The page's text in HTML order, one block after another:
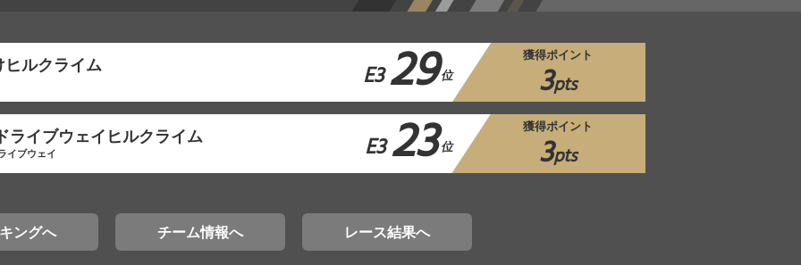
ルクライム E329 位
獲得ポイント
3pts
ライブウェイヒルクライム
イブウェイ E323 位
獲得ポイント
3pts
ングへ チーム情報へ レース結果へ